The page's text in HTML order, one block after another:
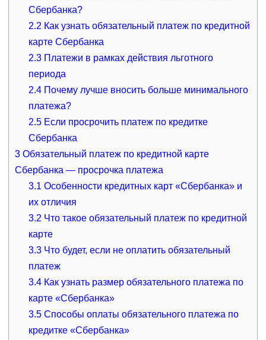
Сбербанка?
2.2 Как узнать обязательный платеж по кредитной
карте Сбербанка
2.3 Платежи в рамках действия льготного
периода
2.4 Почему лучше вносить больше минимального
платежа?
2.5 Если просрочить платеж по кредитке
Сбербанка
3Обязательный платеж по кредитной карте
Сбербанка — просрочка платежа
3.1 Особенности кредитных карт «Сбербанка» и
их отличия
3.2 Что такое обязательный платеж по кредитной
карте
3.3 Что будет, если не оплатить обязательный
платеж
3.4 Как узнать размер обязательного платежа по
карте «Сбербанка»
3.5 Способы оплаты обязательного платежа по
кредитке «Сбербанка»